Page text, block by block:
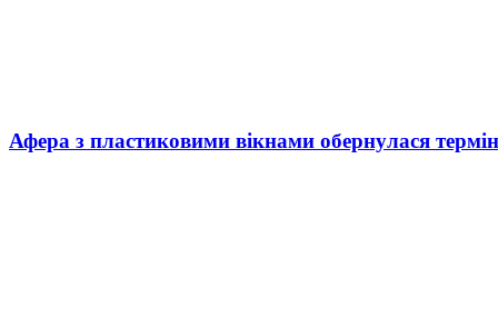
Афера з пластиковими вікнами обернулася